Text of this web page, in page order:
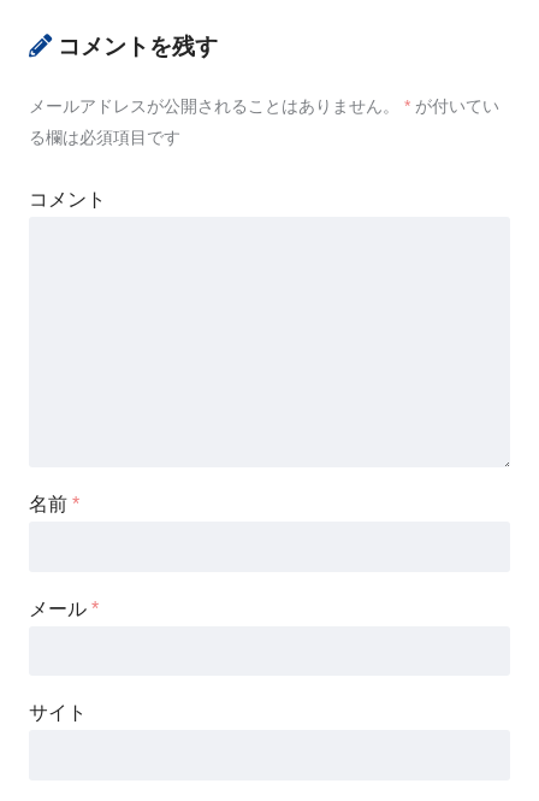
コメントを残す
メールアドレスが公開されることはありません。 * が付いてい
る欄は必須項目です
コメント
名前 *
メール *
サイト